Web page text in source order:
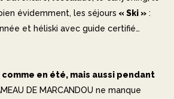
évidemment, les séjours « Ski » :
et héliski avec guide certifié…
comme en été, mais aussi pendant
DE MARCANDOU ne manque